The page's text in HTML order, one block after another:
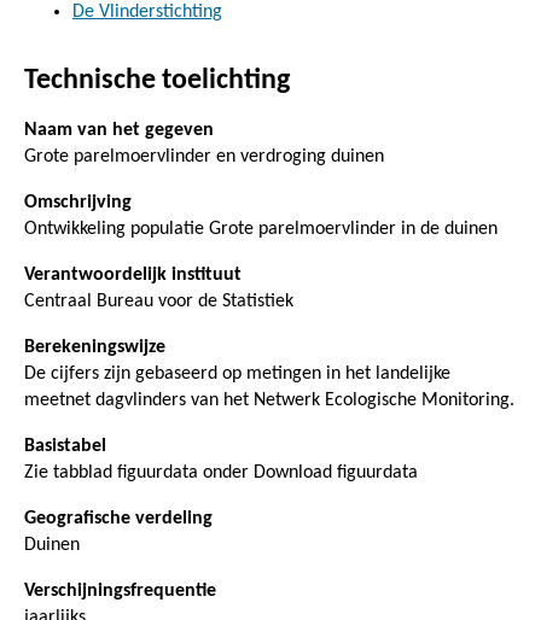
De Vlinderstichting
Technische toelichting
Naam van het gegeven
Grote parelmoervlinder en verdroging duinen
Omschrijving
Ontwikkeling populatie Grote parelmoervlinder in de duinen
Verantwoordelijk instituut
Centraal Bureau voor de Statistiek
Berekeningswijze
De cijfers zijn gebaseerd op metingen in het landelijke
meetnet dagvlinders van het Netwerk Ecologische Monitoring.
Basistabel
Zie tabblad figuurdata onder Download figuurdata
Geografische verdeling
Duinen
Verschijningsfrequentie